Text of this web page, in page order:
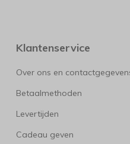
Klantenservice
Over ons en
Betaalmethoden
Levertijden
Cadeau geven